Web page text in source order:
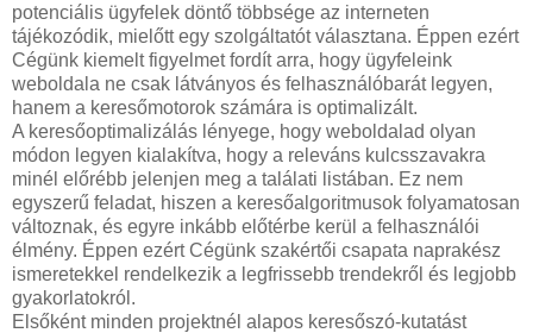
potenciális ügyfelek döntő többsége az interneten
tájékozódik, mielőtt egy szolgáltatót választana. Éppen ezért
Cégünk kiemelt figyelmet fordít arra, hogy ügyfeleink
weboldala ne csak látványos és felhasználóbarát legyen,
hanem a keresőmotorok számára is optimalizált.
A keresőoptimalizálás lényege, hogy weboldalad olyan
módon legyen kialakítva, hogy a releváns kulcsszavakra
minél előrébb jelenjen meg a találati listában. Ez nem
egyszerű feladat, hiszen a keresőalgoritmusok folyamatosan
változnak, és egyre inkább előtérbe kerül a felhasználói
élmény. Éppen ezért Cégünk szakértői csapata naprakész
ismeretekkel rendelkezik a legfrissebb trendekről és legjobb
gyakorlatokról.
Elsőként minden projektnél alapos keresőszó-kutatást